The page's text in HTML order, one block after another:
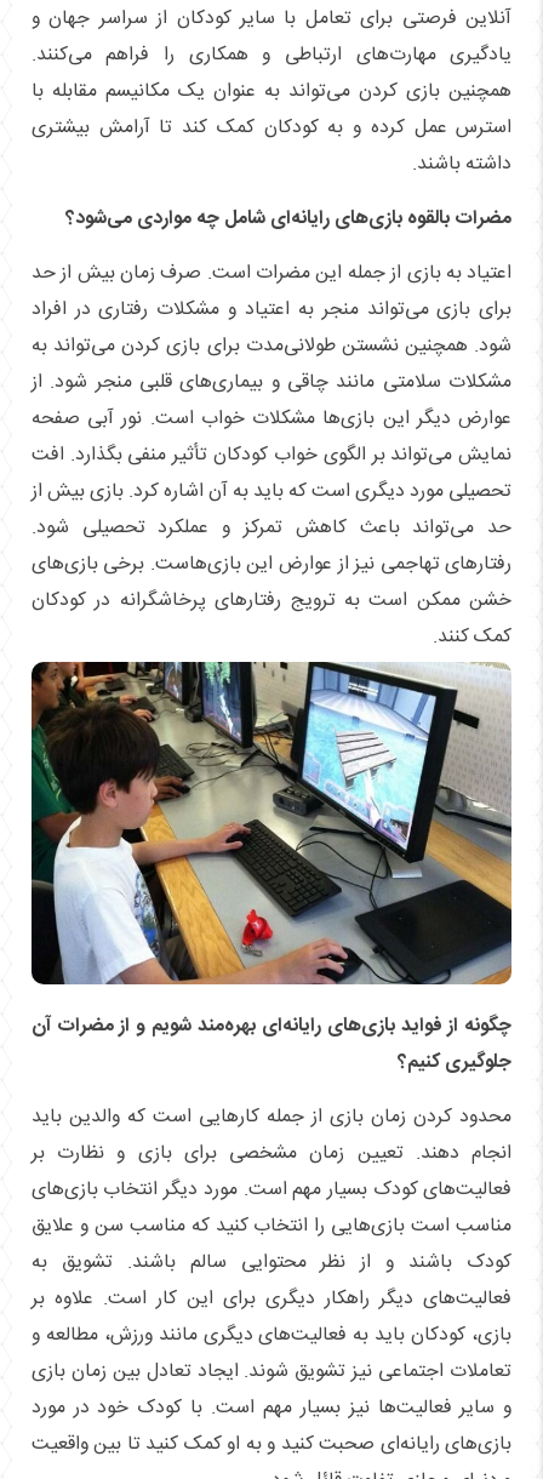
آنلاین فرصتی برای تعامل با سایر کودکان از سراسر جهان و
یادگیری مهارت‌های ارتباطی و همکاری را فراهم می‌کنند.
همچنین بازی کردن می‌تواند به عنوان یک مکانیسم مقابله با
استرس عمل کرده و به کودکان کمک کند تا آرامش بیشتری
داشته باشند.
مضرات بالقوه بازی‌های رایانه‌ای شامل چه مواردی می‌شود؟
اعتیاد به بازی از جمله این مضرات است. صرف زمان بیش از حد
برای بازی می‌تواند منجر به اعتیاد و مشکلات رفتاری در افراد
شود. همچنین نشستن طولانی‌مدت برای بازی کردن می‌تواند به
مشکلات سلامتی مانند چاقی و بیماری‌های قلبی منجر شود. از
عوارض دیگر این بازی‌ها مشکلات خواب است. نور آبی صفحه
نمایش می‌تواند بر الگوی خواب کودکان تأثیر منفی بگذارد. افت
تحصیلی مورد دیگری است که باید به آن اشاره کرد. بازی بیش از
حد می‌تواند باعث کاهش تمرکز و عملکرد تحصیلی شود.
رفتارهای تهاجمی نیز از عوارض این بازی‌هاست. برخی بازی‌های
خشن ممکن است به ترویج رفتارهای پرخاشگرانه در کودکان
کمک کنند.
چگونه از فواید بازی‌های رایانه‌ای بهره‌مند شویم و از مضرات آن
جلوگیری کنیم؟
محدود کردن زمان بازی از جمله کارهایی است که والدین باید
انجام دهند. تعیین زمان مشخصی برای بازی و نظارت بر
فعالیت‌های کودک بسیار مهم است. مورد دیگر انتخاب بازی‌های
مناسب است بازی‌هایی را انتخاب کنید که مناسب سن و علایق
کودک باشند و از نظر محتوایی سالم باشند. تشویق به
فعالیت‌های دیگر راهکار دیگری برای این کار است. علاوه بر
بازی، کودکان باید به فعالیت‌های دیگری مانند ورزش، مطالعه و
تعاملات اجتماعی نیز تشویق شوند. ایجاد تعادل بین زمان بازی
و سایر فعالیت‌ها نیز بسیار مهم است. با کودک خود در مورد
بازی‌های رایانه‌ای صحبت کنید و به او کمک کنید تا بین واقعیت